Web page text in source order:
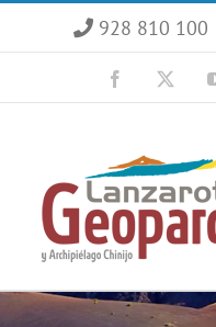
928 810 100
Facebook